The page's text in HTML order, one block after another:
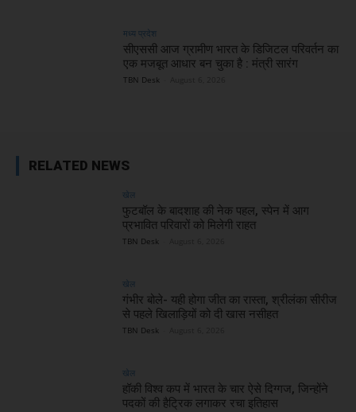
मध्य प्रदेश
सीएससी आज ग्रामीण भारत के डिजिटल परिवर्तन का
एक मजबूत आधार बन चुका है : मंत्री सारंग
TBN Desk
RELATED NEWS
खेल
फुटबॉल के बादशाह की नेक पहल, स्पेन में आग
प्रभावित परिवारों को मिलेगी राहत
TBN Desk
खेल
गंभीर बोले- यही होगा जीत का रास्ता, श्रीलंका सीरीज
से पहले खिलाड़ियों को दी खास नसीहत
TBN Desk
खेल
हॉकी विश्व कप में भारत के चार ऐसे दिग्गज, जिन्होंने
पदकों की हैट्रिक लगाकर रचा इतिहास